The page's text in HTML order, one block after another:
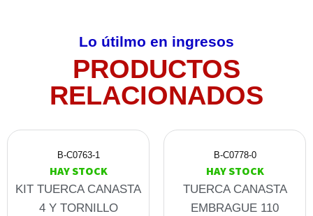
Lo útilmo en ingresos
PRODUCTOS
RELACIONADOS
B-C0763-1
HAY STOCK
KIT TUERCA CANASTA
4 Y TORNILLO
B-C0778-0
HAY STOCK
TUERCA CANASTA
EMBRAGUE 110